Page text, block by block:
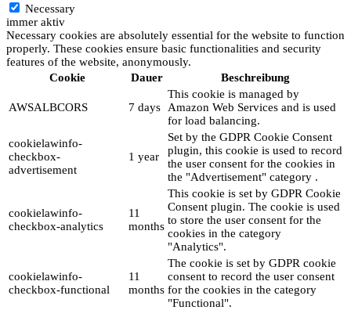
Necessary
immer aktiv
Necessary cookies are absolutely essential for the website to function
properly. These cookies ensure basic functionalities and security
features of the website, anonymously.
Cookie
Dauer Beschreibung
AWSALBCORS 7 days
This cookie is managed by
Amazon Web Services and is used
for load balancing.
cookielawinfo-
checkbox-
advertisement
1 year
Set by the GDPR Cookie Consent
plugin, this cookie is used to record
the user consent for the cookies in
the "Advertisement" category .
cookielawinfo-
checkbox-analytics
11
months
This cookie is set by GDPR Cookie
Consent plugin. The cookie is used
to store the user consent for the
cookies in the category
"Analytics".
cookielawinfo-
checkbox-functional
11
months
The cookie is set by GDPR cookie
consent to record the user consent
for the cookies in the category
"Functional".